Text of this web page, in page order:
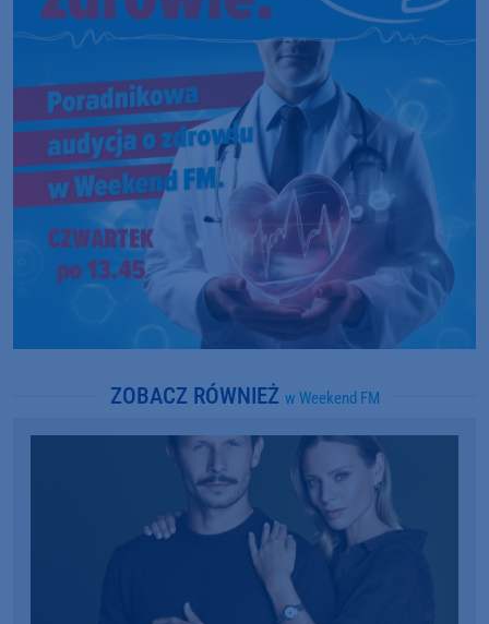
ZOBACZ RÓWNIEŻ w Weekend FM